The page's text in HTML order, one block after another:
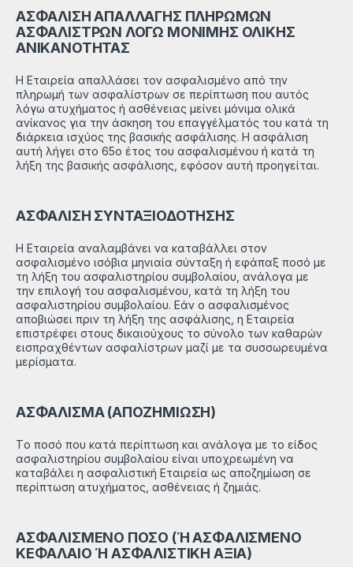
ΑΣΦΑΛΙΣΗ ΑΠΑΛΛΑΓΗΣ ΠΛΗΡΩΜΩΝ
ΑΣΦΑΛΙΣΤΡΩΝ ΛΟΓΩ ΜΟΝΙΜΗΣ ΟΛΙΚΗΣ
ΑΝΙΚΑΝΟΤΗΤΑΣ
Η Εταιρεία απαλλάσει τον ασφαλισμένο από την
πληρωμή των ασφαλίστρων σε περίπτωση που αυτός
λόγω ατυχήματος ή ασθένειας μείνει μόνιμα ολικά
ανίκανος για την άσκηση του επαγγέλματός του κατά τη
διάρκεια ισχύος της βασικής ασφάλισης. Η ασφάλιση
αυτή λήγει στο 65ο έτος του ασφαλισμένου ή κατά τη
λήξη της βασικής ασφάλισης, εφόσον αυτή προηγείται.
ΑΣΦΑΛΙΣΗ ΣΥΝΤΑΞΙΟΔΟΤΗΣΗΣ
Η Εταιρεία αναλαμβάνει να καταβάλλει στον
ασφαλισμένο ισόβια μηνιαία σύνταξη ή εφάπαξ ποσό με
τη λήξη του ασφαλιστηρίου συμβολαίου, ανάλογα με
την επιλογή του ασφαλισμένου, κατά τη λήξη του
ασφαλιστηρίου συμβολαίου. Εάν ο ασφαλισμένος
αποβιώσει πριν τη λήξη της ασφάλισης, η Εταιρεία
επιστρέφει στους δικαιούχους το σύνολο των καθαρών
εισπραχθέντων ασφαλίστρων μαζί με τα συσσωρευμένα
μερίσματα.
ΑΣΦΑΛΙΣΜΑ (ΑΠΟΖΗΜΙΩΣΗ)
Tο ποσό που κατά περίπτωση και ανάλογα με το είδος
ασφαλιστηρίου συμβολαίου είναι υποχρεωμένη να
καταβάλει η ασφαλιστική Εταιρεία ως αποζημίωση σε
περίπτωση ατυχήματος, ασθένειας ή ζημιάς.
ΑΣΦΑΛΙΣΜΕΝΟ ΠΟΣΟ (Ή ΑΣΦΑΛΙΣΜΕΝΟ
ΚΕΦΑΛΑΙΟ Ή ΑΣΦΑΛΙΣΤΙΚΗ ΑΞΙΑ)